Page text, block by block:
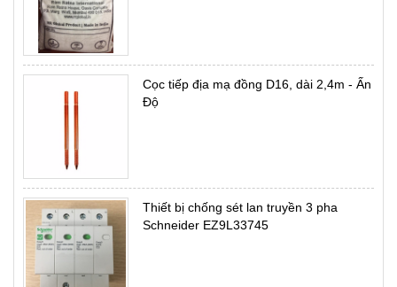
Cọc tiếp địa mạ đồng D16, dài 2,4m - Ấn
Độ
Thiết bị chống sét lan truyền 3 pha
Schneider EZ9L33745